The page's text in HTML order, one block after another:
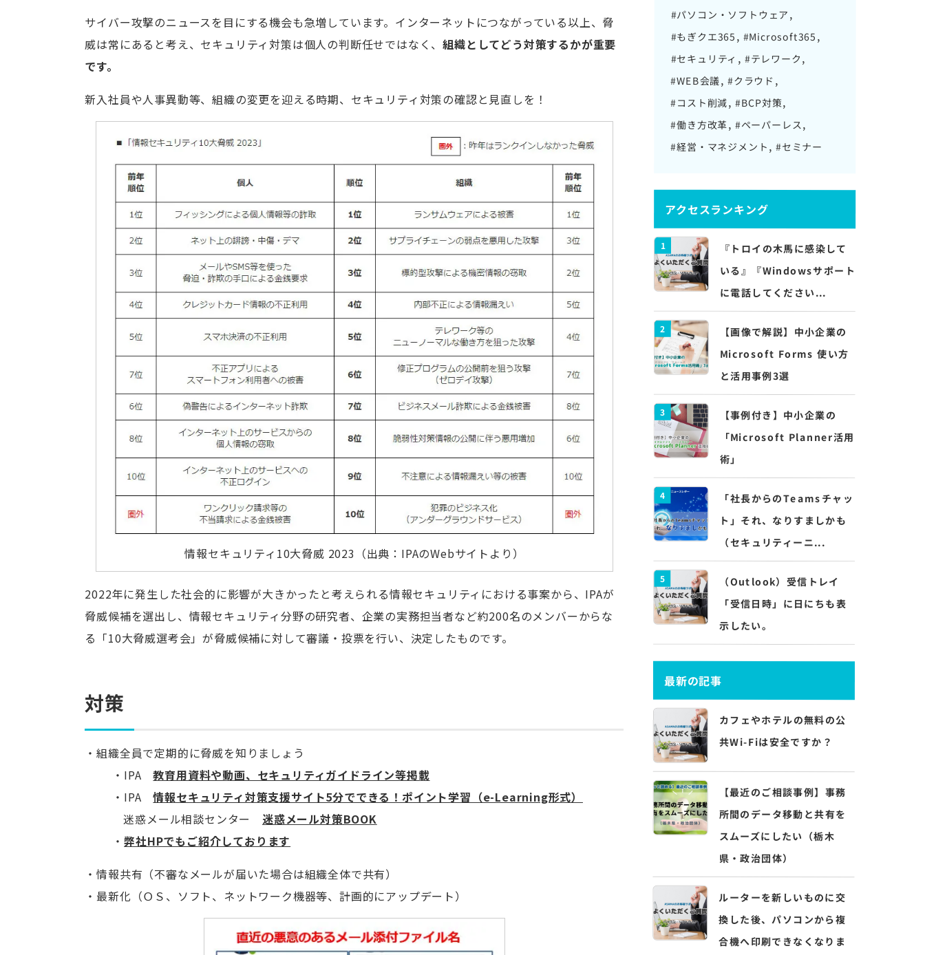
サイバー攻撃のニュースを目にする機会も急増しています。インターネットにつながっている以上、脅
威は常にあると考え、セキュリティ対策は個人の判断任せではなく、組織としてどう対策するかが重要
です。
新入社員や人事異動等、組織の変更を迎える時期、セキュリティ対策の確認と見直しを！
情報セキュリティ10大脅威 2023（出典：IPAのWebサイトより）
2022年に発生した社会的に影響が大きかったと考えられる情報セキュリティにおける事案から、IPAが
脅威候補を選出し、情報セキュリティ分野の研究者、企業の実務担当者など約200名のメンバーからな
る「10大脅威選考会」が脅威候補に対して審議・投票を行い、決定したものです。
対策
組織全員で定期的に脅威を知りましょう
IPA教育用資料や動画、セキュリティガイドライン等掲載
IPA情報セキュリティ対策支援サイト5分でできる！ポイント学習（e-Learning形式）
迷惑メール相談センター 迷惑メール対策BOOK
弊社HPでもご紹介しております
情報共有（不審なメールが届いた場合は組織全体で共有）
最新化（ＯＳ、ソフト、ネットワーク機器等、計画的にアップデート）
#パソコン・ソフトウェア
#もぎクエ365 #Microsoft365
#セキュリティ #テレワーク
#WEB会議 #クラウド
#コスト削減 #BCP対策
#働き方改革 #ペーパーレス
#経営・マネジメント #セミナー
アクセスランキング
1 『トロイの木馬に感染して
いる』『Windowsサポート
に電話してください...
2 【画像で解説】中小企業の
Microsoft Forms 使い方
と活用事例3選
3 【事例付き】中小企業の
「Microsoft Planner活用
術」
4 「社長からのTeamsチャッ
ト」それ、なりすましかも
（セキュリティーニ...
5 （Outlook）受信トレイ
「受信日時」に日にちも表
示したい。
最新の記事
カフェやホテルの無料の公
共Wi-Fiは安全ですか？
【最近のご相談事例】事務
所間のデータ移動と共有を
スムーズにしたい（栃木
県・政治団体）
ルーターを新しいものに交
換した後、パソコンから複
合機へ印刷できなくなりま